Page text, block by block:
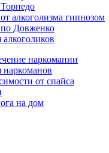
алкоголизма гипнозом
Довженко
наркомании
наркоманов
от спайса
на дом